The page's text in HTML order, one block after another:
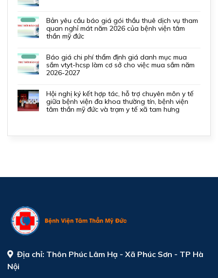
bản yêu cầu báo giá gói thầu thuê dịch vụ tham
quan nghỉ mát năm 2026 của bệnh viện tâm
thần mỹ đức
báo giá chi phí thẩm định giá danh mục mua
sắm vtyt-hcsp làm cơ sở cho việc mua sắm năm
2026-2027
hội nghị ký kết hợp tác, hỗ trợ chuyên môn y tế
giữa bệnh viện đa khoa thường tín, bệnh viện
tâm thần mỹ đức và trạm y tế xã tam hưng
Địa chỉ: Thôn Phúc Lâm Hạ - Xã Phúc Sơn - TP Hà
Nội